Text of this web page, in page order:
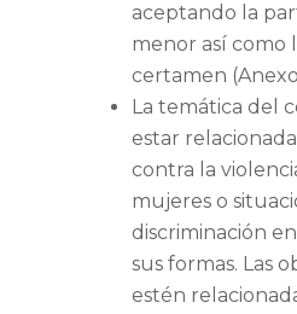
aceptando la
menor así como
certamen
La temática del
estar
contra la
mujeres o
discriminación
sus formas. Las
estén